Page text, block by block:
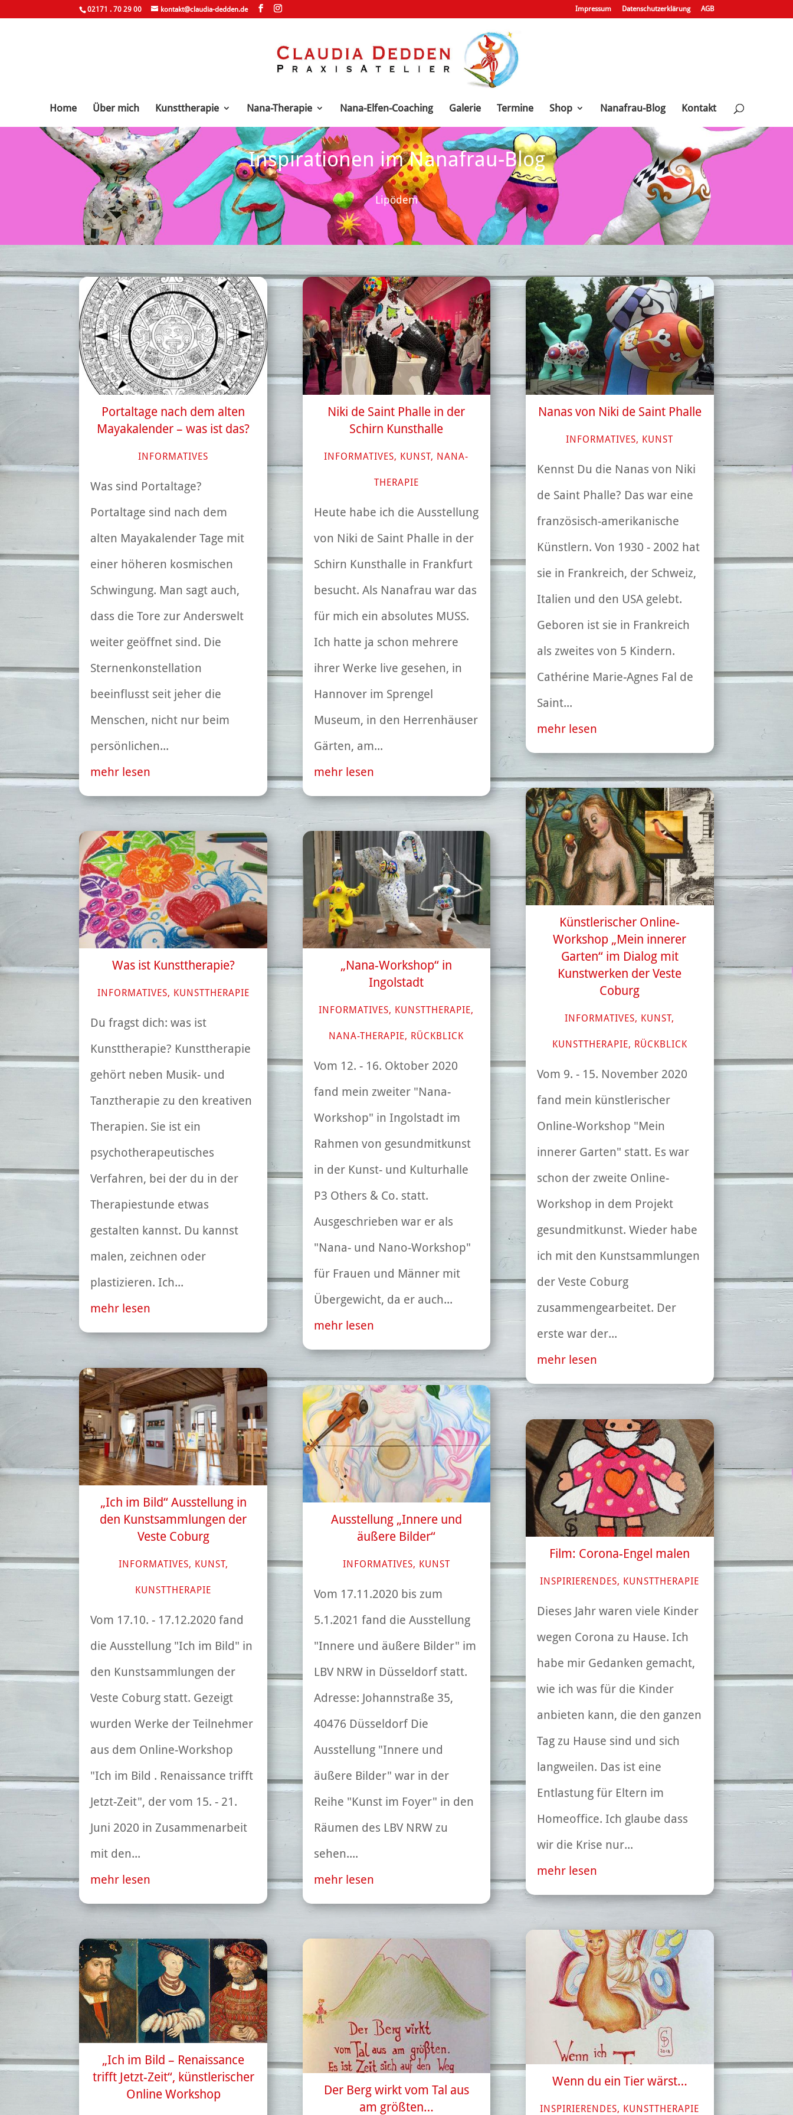
02171 . 70 29 00 kontakt@claudia-dedden.de Impressum Datenschutzerklärung AGB
Home Über mich Kunsttherapie Nana-Therapie Nana-Elfen-Coaching Galerie Termine Shop Nanafrau-Blog Kontakt
Inspirationen im Nanafrau-Blog
Lipödem
Portaltage nach dem alten
Mayakalender – was ist das?
INFORMATIVES
Was sind Portaltage?
Portaltage sind nach dem
alten Mayakalender Tage mit
einer höheren kosmischen
Schwingung. Man sagt auch,
dass die Tore zur Anderswelt
weiter geöffnet sind. Die
Sternenkonstellation
beeinflusst seit jeher die
Menschen, nicht nur beim
persönlichen...
mehr lesen
Was ist Kunsttherapie?
INFORMATIVES, KUNSTTHERAPIE
Du fragst dich: was ist
Kunsttherapie? Kunsttherapie
gehört neben Musik- und
Tanztherapie zu den kreativen
Therapien. Sie ist ein
psychotherapeutisches
Verfahren, bei der du in der
Therapiestunde etwas
gestalten kannst. Du kannst
malen, zeichnen oder
plastizieren. Ich...
mehr lesen
„Ich im Bild“ Ausstellung in
den Kunstsammlungen der
Veste Coburg
INFORMATIVES, KUNST,
KUNSTTHERAPIE
Vom 17.10. - 17.12.2020 fand
die Ausstellung "Ich im Bild" in
den Kunstsammlungen der
Veste Coburg statt. Gezeigt
wurden Werke der Teilnehmer
aus dem Online-Workshop
"Ich im Bild . Renaissance trifft
Jetzt-Zeit", der vom 15. - 21.
Juni 2020 in Zusammenarbeit
mit den...
mehr lesen
„Ich im Bild – Renaissance
trifft Jetzt-Zeit“, künstlerischer
Online Workshop
Niki de Saint Phalle in der
Schirn Kunsthalle
INFORMATIVES, KUNST, NANA-
THERAPIE
Heute habe ich die Ausstellung
von Niki de Saint Phalle in der
Schirn Kunsthalle in Frankfurt
besucht. Als Nanafrau war das
für mich ein absolutes MUSS.
Ich hatte ja schon mehrere
ihrer Werke live gesehen, in
Hannover im Sprengel
Museum, in den Herrenhäuser
Gärten, am...
mehr lesen
„Nana-Workshop“ in
Ingolstadt
INFORMATIVES, KUNSTTHERAPIE,
NANA-THERAPIE, RÜCKBLICK
Vom 12. - 16. Oktober 2020
fand mein zweiter "Nana-
Workshop" in Ingolstadt im
Rahmen von gesundmitkunst
in der Kunst- und Kulturhalle
P3 Others & Co. statt.
Ausgeschrieben war er als
"Nana- und Nano-Workshop"
für Frauen und Männer mit
Übergewicht, da er auch...
mehr lesen
Ausstellung „Innere und
äußere Bilder“
INFORMATIVES, KUNST
Vom 17.11.2020 bis zum
5.1.2021 fand die Ausstellung
"Innere und äußere Bilder" im
LBV NRW in Düsseldorf statt.
Adresse: Johannstraße 35,
40476 Düsseldorf Die
Ausstellung "Innere und
äußere Bilder" war in der
Reihe "Kunst im Foyer" in den
Räumen des LBV NRW zu
sehen....
mehr lesen
Der Berg wirkt vom Tal aus
am größten…
Nanas von Niki de Saint Phalle
INFORMATIVES, KUNST
Kennst Du die Nanas von Niki
de Saint Phalle? Das war eine
französisch-amerikanische
Künstlern. Von 1930 - 2002 hat
sie in Frankreich, der Schweiz,
Italien und den USA gelebt.
Geboren ist sie in Frankreich
als zweites von 5 Kindern.
Cathérine Marie-Agnes Fal de
Saint...
mehr lesen
Künstlerischer Online-
Workshop „Mein innerer
Garten“ im Dialog mit
Kunstwerken der Veste
Coburg
INFORMATIVES, KUNST,
KUNSTTHERAPIE, RÜCKBLICK
Vom 9. - 15. November 2020
fand mein künstlerischer
Online-Workshop "Mein
innerer Garten" statt. Es war
schon der zweite Online-
Workshop in dem Projekt
gesundmitkunst. Wieder habe
ich mit den Kunstsammlungen
der Veste Coburg
zusammengearbeitet. Der
erste war der...
mehr lesen
Film: Corona-Engel malen
INSPIRIERENDES, KUNSTTHERAPIE
Dieses Jahr waren viele Kinder
wegen Corona zu Hause. Ich
habe mir Gedanken gemacht,
wie ich was für die Kinder
anbieten kann, die den ganzen
Tag zu Hause sind und sich
langweilen. Das ist eine
Entlastung für Eltern im
Homeoffice. Ich glaube dass
wir die Krise nur...
mehr lesen
Wenn du ein Tier wärst…
INSPIRIERENDES, KUNSTTHERAPIE